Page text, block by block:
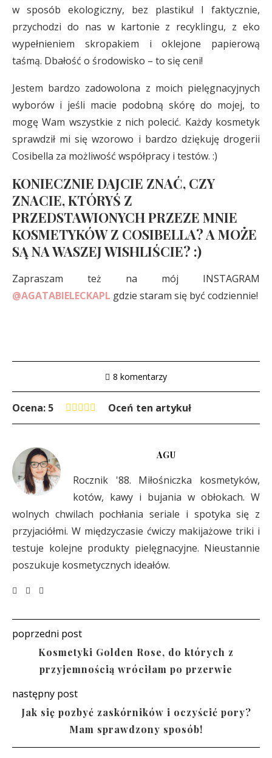
w sposób ekologiczny, bez plastiku! I faktycznie,
przychodzi do nas w kartonie z recyklingu, z eko
wypełnieniem skropakiem i oklejone papierową
taśmą. Dbałość o środowisko – to się ceni!
Jestem bardzo zadowolona z moich pielęgnacyjnych
wyborów i jeśli macie podobną skórę do mojej, to
mogę Wam wszystkie z nich polecić. Każdy kosmetyk
sprawdził mi się wzorowo i bardzo dziękuję drogerii
Cosibella za możliwość współpracy i testów. :)
KONIECZNIE DAJCIE ZNAĆ, CZY
ZNACIE, KTÓRYŚ Z
PRZEDSTAWIONYCH PRZEZE MNIE
KOSMETYKÓW Z COSIBELLA? A MOŻE
SĄ NA WASZEJ WISHLIŚCIE? :)
Zapraszam też na mój INSTAGRAM
@AGATABIELECKAPL gdzie staram się być codziennie!
8 komentarzy
Ocena: 5 Oceń ten artykuł
AGU
Rocznik '88. Miłośniczka kosmetyków,
kotów, kawy i bujania w obłokach. W
wolnych chwilach pochłania seriale i spotyka się z
przyjaciółmi. W międzyczasie ćwiczy makijażowe triki i
testuje kolejne produkty pielęgnacyjne. Nieustannie
poszukuje kosmetycznych ideałów.
poprzedni post
Kosmetyki Golden Rose, do których z
przyjemnością wróciłam po przerwie
następny post
Jak się pozbyć zaskórników i oczyścić pory?
Mam sprawdzony sposób!